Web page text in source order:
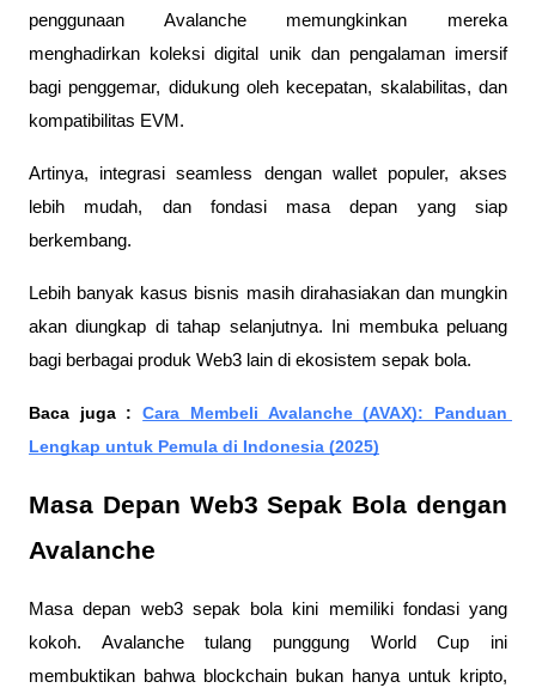
penggunaan Avalanche memungkinkan mereka
menghadirkan koleksi digital unik dan pengalaman imersif
bagi penggemar, didukung oleh kecepatan, skalabilitas, dan
kompatibilitas EVM.
Artinya, integrasi seamless dengan wallet populer, akses
lebih mudah, dan fondasi masa depan yang siap
berkembang.
Lebih banyak kasus bisnis masih dirahasiakan dan mungkin
akan diungkap di tahap selanjutnya. Ini membuka peluang
bagi berbagai produk Web3 lain di ekosistem sepak bola.
Baca juga : Cara Membeli Avalanche (AVAX): Panduan
Lengkap untuk Pemula di Indonesia (2025)
Masa Depan Web3 Sepak Bola dengan
Avalanche
Masa depan web3 sepak bola kini memiliki fondasi yang
kokoh. Avalanche tulang punggung World Cup ini
membuktikan bahwa blockchain bukan hanya untuk kripto,